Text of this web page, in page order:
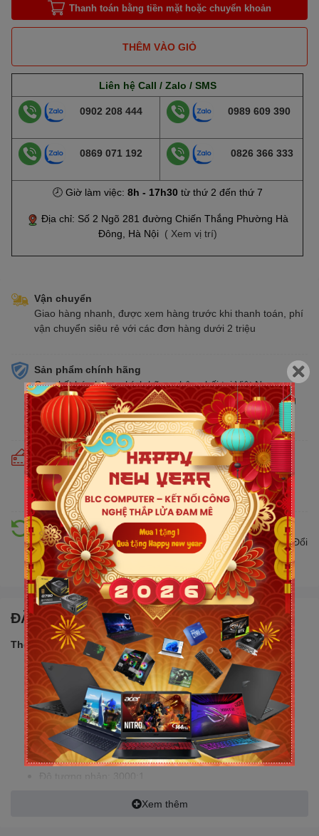
Thanh toán bằng tiền mặt hoặc chuyển khoản
THÊM VÀO GIỎ
Liên hệ Call / Zalo / SMS
0902 208 444 0989 609 390
0869 071 192 0826 366 333
🕗 Giờ làm việc: 8h - 17h30từ thứ 2 đến thứ 7
Địa chỉ: Số 2 Ngõ 281 đường Chiến Thắng Phường Hà
Đông, Hà Nội ( Xem vị trí)
Vận chuyển
Giao hàng nhanh, được xem hàng trước khi thanh toán, phí
vận chuyển siêu rẻ với các đơn hàng dưới 2 triệu
Sản phẩm chính hãng
Cam kết bán hàng chính hãng phân phối tại Việt Nam,
chúng tôi tự hào là đại lý chính thức của tất cả các thương
hiệu kinh doanh sản phẩm CNTT trên thị trường
Cam kết giá tốt
Giá tốt hơn từ 10% - 30% so với thị trường. Liên tục cập
nhật giá mới nhất, cạnh tranh
Hỗ trợ đổi trả
Đổi trả hàng lên đến 30 ngày nếu có lỗi do nhà sản xuất. Đổi
trả hàng không cần lý do với mức phí ưu đãi
ĐẶC ĐIỂM NỔI BẬT
Thông số sản phẩm:
Mã sản phẩm: VG3218QC1
Màu sắc: Đen
Loại màn hình: Cong R1500
Độ sáng: 300 cd/m² (Typical)
Độ tương phản: 3000:1
Màu sắc hiển thị: 16.7MXem thêm